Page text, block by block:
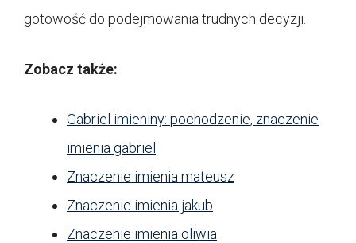
gotowość do podejmowania trudnych decyzji.
Zobacz także:
Gabriel imieniny: pochodzenie, znaczenie
imienia gabriel
Znaczenie imienia mateusz
Znaczenie imienia jakub
Znaczenie imienia oliwia